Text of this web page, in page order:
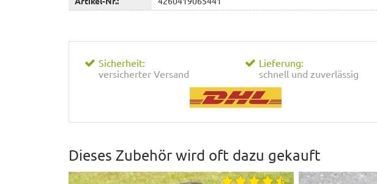
Sicherheit:
versicherter Versand
Lieferung:
schnell und zuverlässig
Dieses Zubehör wird oft dazu gekauft